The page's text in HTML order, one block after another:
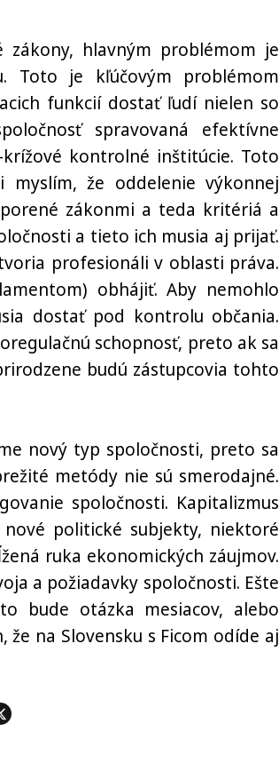
zákony, hlavným problémom je
Toto je kľúčovým problémom
funkcií dostať ľudí nielen so
spravovaná efektívne
kontrolné inštitúcie. Toto
myslím, že oddelenie výkonnej
zákonmi a teda kritériá a
a tieto ich musia aj prijať.
profesionáli v oblasti práva.
obhájiť. Aby nemohlo
dostať pod kontrolu občania.
schopnosť, preto ak sa
budú zástupcovia tohto
nový typ spoločnosti, preto sa
metódy nie sú smerodajné.
spoločnosti. Kapitalizmus
politické subjekty, niektoré
ruka ekonomických záujmov.
a požiadavky spoločnosti. Ešte
bude otázka mesiacov, alebo
na Slovensku s Ficom odíde aj